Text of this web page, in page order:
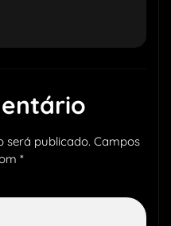
será publicado. Campos
*